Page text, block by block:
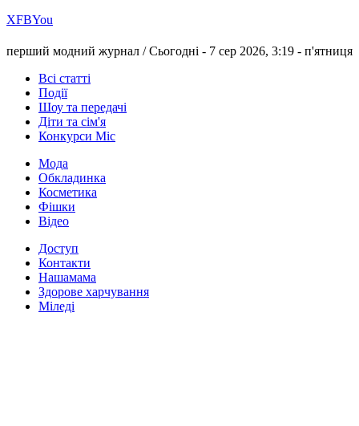
ХFBYou
перший модний журнал /Сьогодні - 7 сер 2026, 3:19 - п'ятниця
Всі статті
Події
Шоу та передачі
Діти та сім'я
Конкурси Міс
Мода
Обкладинка
Косметика
Фішки
Відео
Доступ
Контакти
Нашамама
Здорове харчування
Міледі